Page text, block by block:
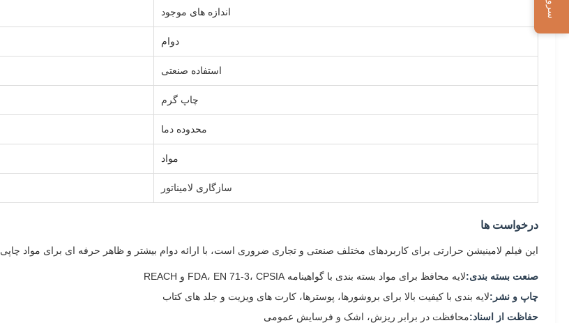
اندازه های موجود
دوام
استفاده صنعتی
چاپ گرم
محدوده دما
مواد
سازگاری لامیناتور
درخواست ها
این فیلم لامینیشن حرارتی برای کاربردهای مختلف صنعتی و تجاری ضروری است، با ارائه دوام بیشتر و ظاهر حرفه ای برای مواد چاپی.
صنعت بسته بندی:لایه محافظ برای مواد بسته بندی با گواهینامه FDA، EN 71-3، CPSIA و REACH
چاپ و نشر:لایه بندی با کیفیت بالا برای بروشورها، پوسترها، کارت های ویزیت و جلد های کتاب
حفاظت از اسناد:محافظت در برابر ریزش، اشک و فرسایش عمومی